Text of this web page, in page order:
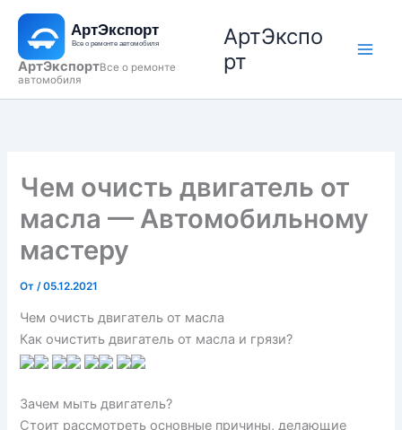
Перейти
содержимому
АртЭкспортВсе о ремонте
автомобиля
АртЭкспо
рт
Чем очисть двигатель от
масла — Автомобильному
мастеру
От /05.12.2021
Чем очисть двигатель от масла
Как очистить двигатель от масла и грязи?
Зачем мыть двигатель?
Стоит рассмотреть основные причины, делающие